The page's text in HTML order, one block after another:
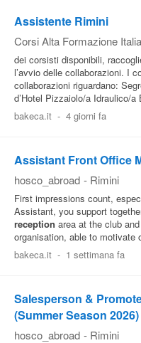
Assistente Rimini
Corsi Alta Formazione Italia
dei corsisti disponibili,
l’avvio delle collaborazioni. I
collaborazioni riguardano:
d’Hotel Pizzaiolo/a Idraulico/a
bakeca.it - 4 giorni fa
Assistant Front Office
hosco_abroad - Rimini
First impressions count,
Assistant, you support
reception area at the club
organisation, able to motivate
bakeca.it - 1 settimana fa
Salesperson &
(Summer Season 2026)
hosco_abroad - Rimini